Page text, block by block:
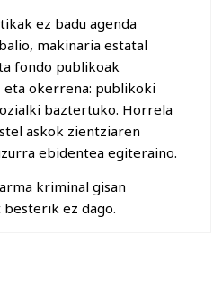
ez badu agenda
makinaria estatal
fondo publikoak
okerrena: publikoki
baztertuko. Horrela
askok zientziaren
ebidentea egiteraino.
kriminal gisan
ez dago.